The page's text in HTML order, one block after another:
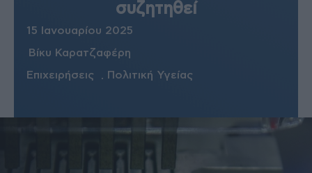
συζητηθεί
15 Ιανουαρίου 2025
Βίκυ Καρατζαφέρη
Επιχειρήσεις
Πολιτική Υγείας